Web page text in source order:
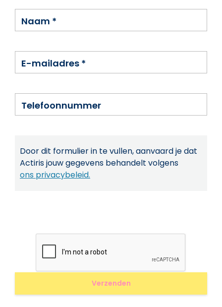
Naam *
E-mailadres *
Telefoonnummer
Door dit formulier in te vullen, aanvaard je dat
Actiris jouw gegevens behandelt volgens
ons privacybeleid.